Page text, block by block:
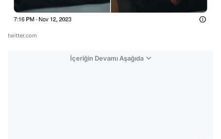
twitter.com
İçeriğin Devamı Aşağıda